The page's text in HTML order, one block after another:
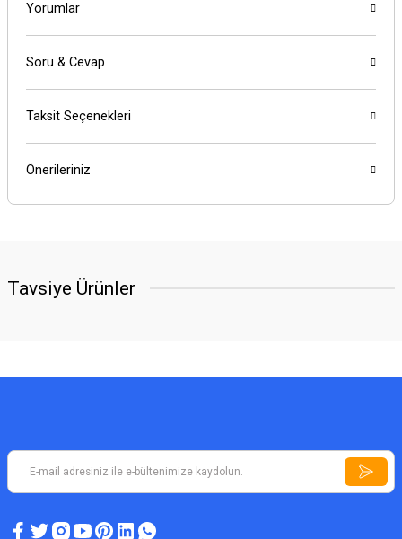
Yorumlar
Soru & Cevap
Taksit Seçenekleri
Önerileriniz
Tavsiye Ürünler